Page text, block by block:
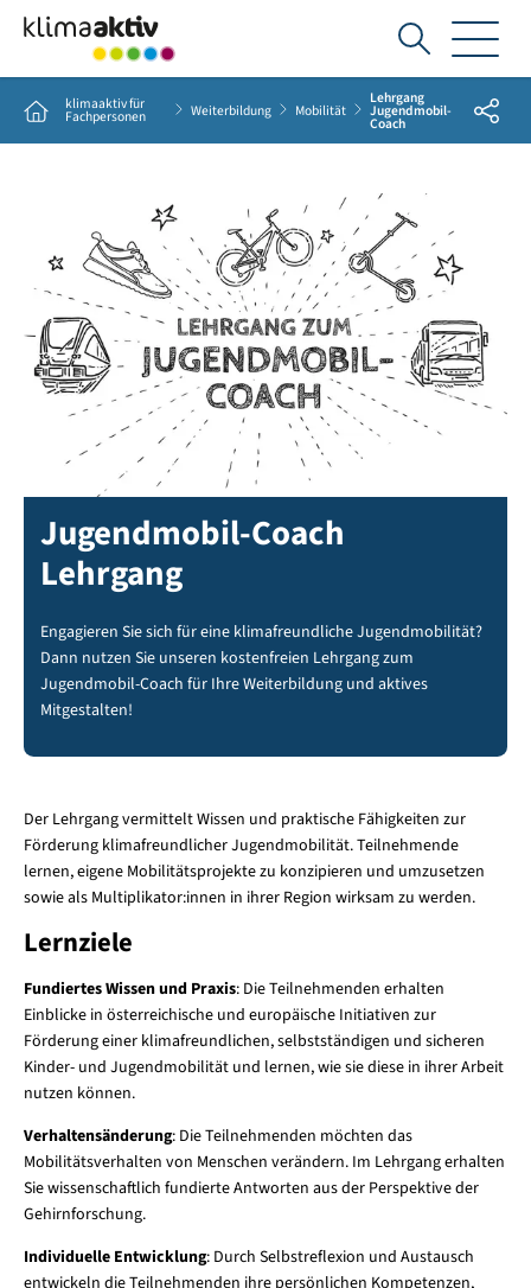
Ich
suche...
Home klimaaktiv für
Fachpersonen Weiterbildung Mobilität
Lehrgang
Jugendmobil-
Coach
Share
Jugendmobil-Coach
Lehrgang
Engagieren Sie sich für eine klimafreundliche Jugendmobilität?
Dann nutzen Sie unseren kostenfreien Lehrgang zum
Jugendmobil-Coach für Ihre Weiterbildung und aktives
Mitgestalten!
Der Lehrgang vermittelt Wissen und praktische Fähigkeiten zur
Förderung klimafreundlicher Jugendmobilität. Teilnehmende
lernen, eigene Mobilitätsprojekte zu konzipieren und umzusetzen
sowie als Multiplikator:innen in ihrer Region wirksam zu werden.
Lernziele
Fundiertes Wissen und Praxis: Die Teilnehmenden erhalten
Einblicke in österreichische und europäische Initiativen zur
Förderung einer klimafreundlichen, selbstständigen und sicheren
Kinder- und Jugendmobilität und lernen, wie sie diese in ihrer Arbeit
nutzen können.
Verhaltensänderung: Die Teilnehmenden möchten das
Mobilitätsverhalten von Menschen verändern. Im Lehrgang erhalten
Sie wissenschaftlich fundierte Antworten aus der Perspektive der
Gehirnforschung.
Individuelle Entwicklung: Durch Selbstreflexion und Austausch
entwickeln die Teilnehmenden ihre persönlichen Kompetenzen,